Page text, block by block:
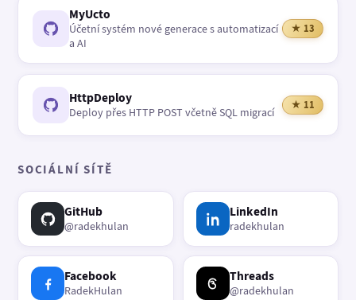
MyUcto
Účetní systém nové generace s automatizací
a AI
★ 13
HttpDeploy
Deploy přes HTTP POST včetně SQL migrací
★ 11
SOCIÁLNÍ SÍTĚ
GitHub
@radekhulan
LinkedIn
radekhulan
Facebook
RadekHulan
Threads
@radekhulan